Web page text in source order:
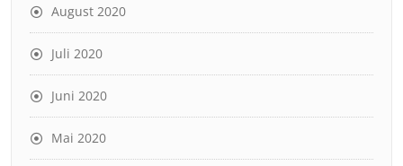
August 2020
Juli 2020
Juni 2020
Mai 2020